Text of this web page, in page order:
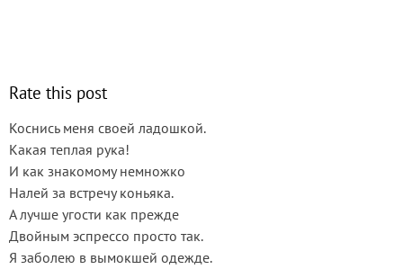
Rate this post
Коснись меня своей ладошкой.
Какая теплая рука!
И как знакомому немножко
Налей за встречу коньяка.
А лучше угости как прежде
Двойным эспрессо просто так.
Я заболею в вымокшей одежде.